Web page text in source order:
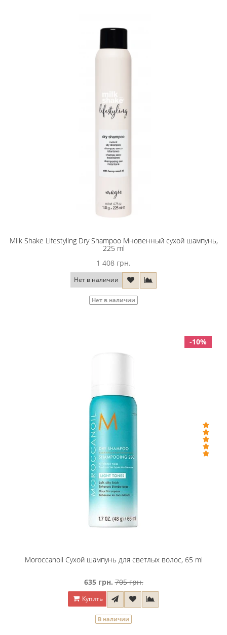
Milk Shake Lifestyling Dry Shampoo Мновенный сухой шампунь,
225 ml
1 408 грн.
Нет в наличии
Нет в наличии
-10%
Moroccanoil Сухой шампунь для светлых волос, 65 ml
635 грн. 705 грн.
Купить
В наличии